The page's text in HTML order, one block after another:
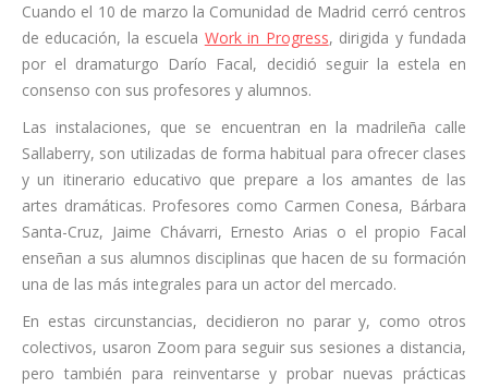
Cuando el 10 de marzo la Comunidad de Madrid cerró centros
de educación, la escuela Work in Progress, dirigida y fundada
por el dramaturgo Darío Facal, decidió seguir la estela en
consenso con sus profesores y alumnos.
Las instalaciones, que se encuentran en la madrileña calle
Sallaberry, son utilizadas de forma habitual para ofrecer clases
y un itinerario educativo que prepare a los amantes de las
artes dramáticas. Profesores como Carmen Conesa, Bárbara
Santa-Cruz, Jaime Chávarri, Ernesto Arias o el propio Facal
enseñan a sus alumnos disciplinas que hacen de su formación
una de las más integrales para un actor del mercado.
En estas circunstancias, decidieron no parar y, como otros
colectivos, usaron Zoom para seguir sus sesiones a distancia,
pero también para reinventarse y probar nuevas prácticas